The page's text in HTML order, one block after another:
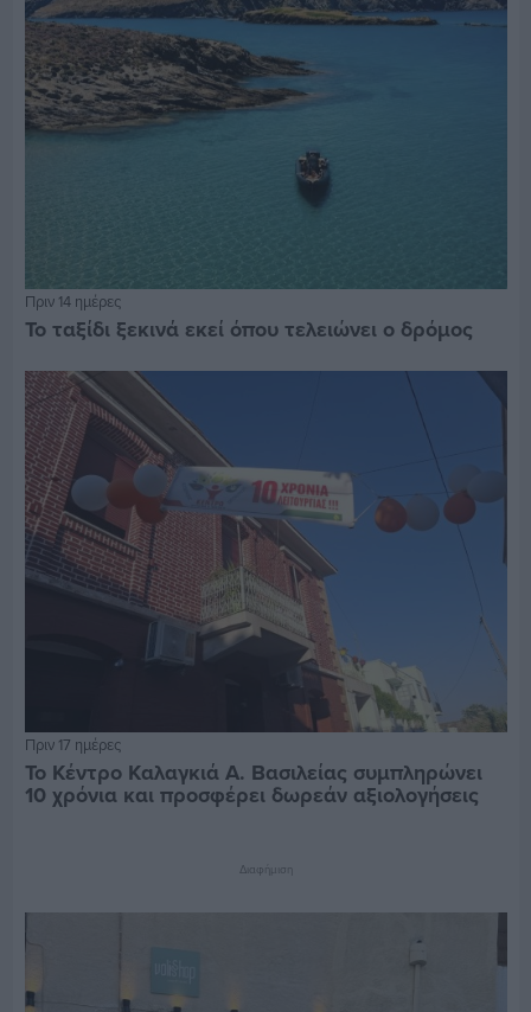
Πριν 14 ημέρες
Το ταξίδι ξεκινά εκεί όπου τελειώνει ο δρόμος
Πριν 17 ημέρες
Το Κέντρο Καλαγκιά Α. Βασιλείας συμπληρώνει
10 χρόνια και προσφέρει δωρεάν αξιολογήσεις
Διαφήμιση